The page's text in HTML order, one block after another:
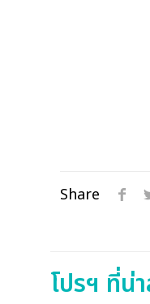
Share
โปรฯ ที่น่